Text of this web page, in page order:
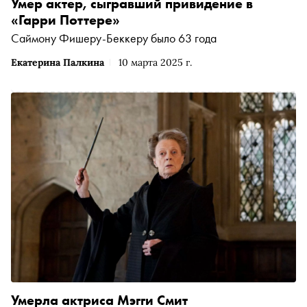
Екатерина Палкина 10 марта 2025 г.
Умер актер, сыгравший привидение в
«Гарри Поттере»
Саймону Фишеру-Беккеру было 63 года
Умерла актриса Мэгги Смит